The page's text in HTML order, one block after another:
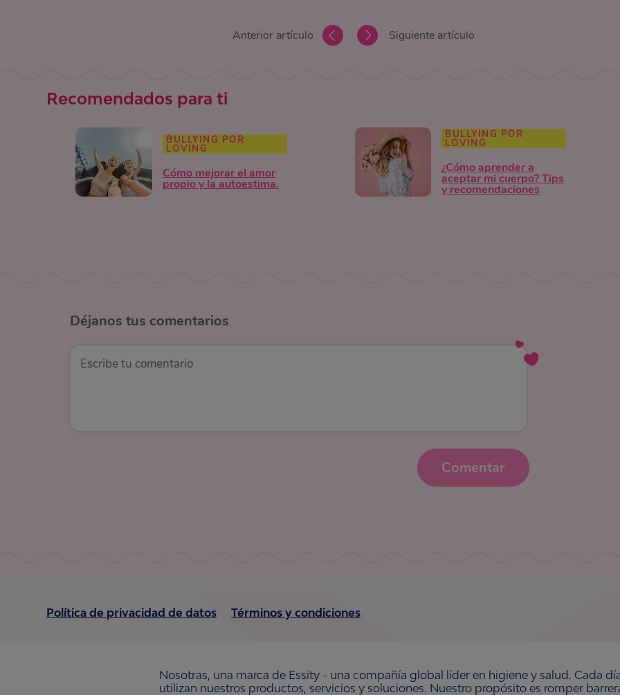
Anterior artículo Siguiente artículo
Recomendados para ti
BULLYING POR
LOVING
Cómo mejorar el amor
propio y la autoestima.
BULLYING POR
LOVING
¿Cómo aprender a
aceptar mi cuerpo? Tips
y recomendaciones
Déjanos tus comentarios
Comentar
Política de privacidad de datos Términos y condiciones
Nosotras, una marca de Essity - una compañía global líder en higiene y salud. Cada
utilizan nuestros productos, servicios y soluciones. Nuestro propósito es romper